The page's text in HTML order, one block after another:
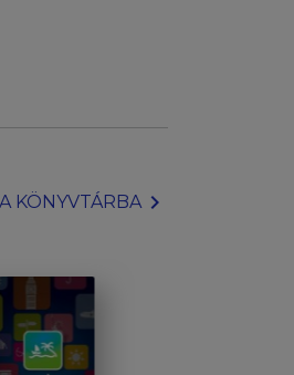
KÖNYVTÁRBAchevron_right